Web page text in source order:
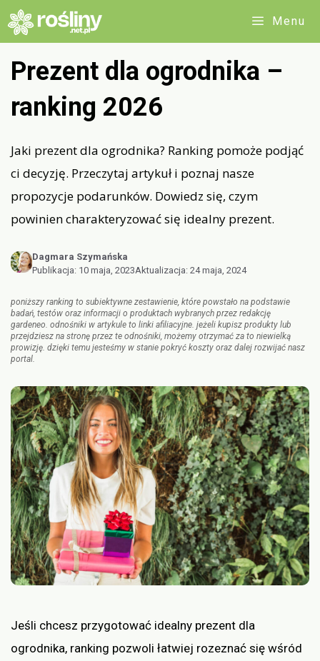
Przejdź
do
Menu
Prezent dla ogrodnika –
ranking 2026
Jaki prezent dla ogrodnika? Ranking pomoże podjąć
ci decyzję. Przeczytaj artykuł i poznaj nasze
propozycje podarunków. Dowiedz się, czym
powinien charakteryzować się idealny prezent.
Dagmara Szymańska
Publikacja: 10 maja, 2023Aktualizacja: 24 maja, 2024
poniższy ranking to subiektywne zestawienie, które powstało na podstawie
badań, testów oraz informacji o produktach wybranych przez redakcję
gardeneo. odnośniki w artykule to linki afiliacyjne. jeżeli kupisz produkty lub
przejdziesz na stronę przez te odnośniki, możemy otrzymać za to niewielką
prowizję. dzięki temu jesteśmy w stanie pokryć koszty oraz dalej rozwijać nasz
portal.
Jeśli chcesz przygotować idealny prezent dla
ogrodnika, ranking pozwoli łatwiej rozeznać się wśród